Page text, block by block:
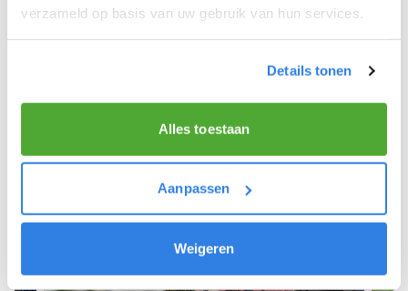
verzameld op basis van uw gebruik van hun services.
Details tonen
Alles toestaan
Aanpassen
Weigeren
Meld je aan als krantenbezorger!